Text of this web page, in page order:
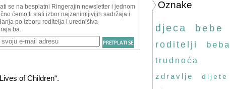
of Children“.
Oznake
djeca bebe
roditelji beba
trudnoća
zdravlje
dijete